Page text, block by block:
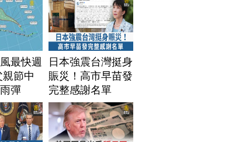
最快週
節中
彈
日本強震台灣挺身
賑災！高市早苗發
完整感謝名單